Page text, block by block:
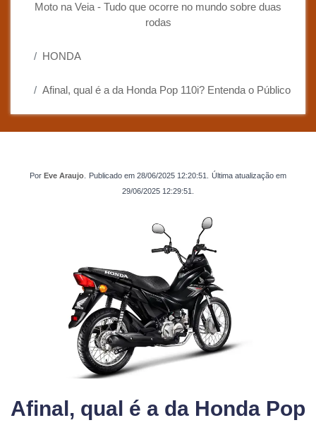
Moto na Veia - Tudo que ocorre no mundo sobre duas
rodas
HONDA
Afinal, qual é a da Honda Pop 110i? Entenda o Público
Por Eve Araujo Publicado em 28/06/2025 12:20:51
Última atualização em
29/06/2025 12:29:51
Afinal, qual é a da Honda Pop